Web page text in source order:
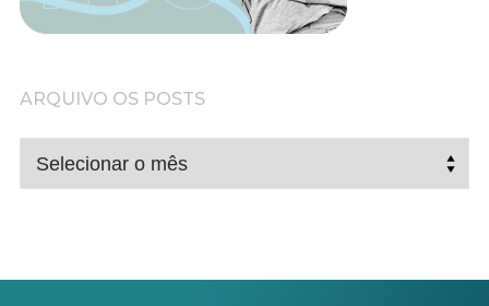
ARQUIVO OS POSTS
ARQUIVO
OS